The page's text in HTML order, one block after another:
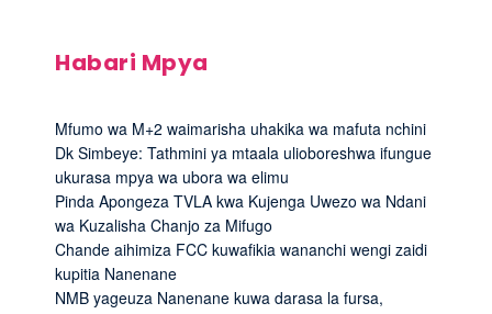
Habari Mpya
Mfumo wa M+2 waimarisha uhakika wa mafuta nchini
Dk Simbeye: Tathmini ya mtaala ulioboreshwa ifungue
ukurasa mpya wa ubora wa elimu
Pinda Apongeza TVLA kwa Kujenga Uwezo wa Ndani
wa Kuzalisha Chanjo za Mifugo
Chande aihimiza FCC kuwafikia wananchi wengi zaidi
kupitia Nanenane
NMB yageuza Nanenane kuwa darasa la fursa,